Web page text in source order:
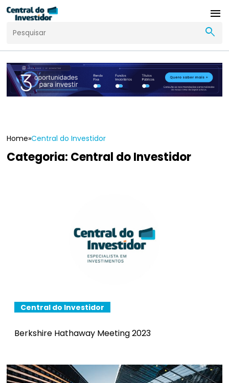
menu
search
Home»Central do Investidor
Categoria: Central do Investidor
Central do Investidor
Berkshire Hathaway Meeting 2023